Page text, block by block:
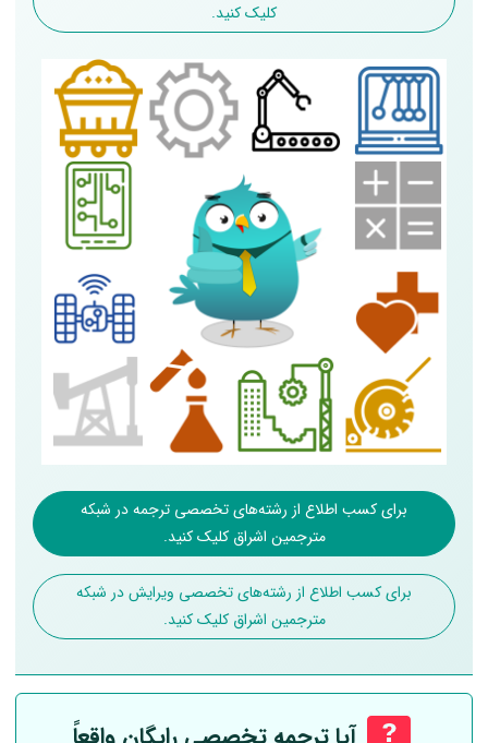
کلیک کنید.
برای کسب اطلاع از رشته‌های تخصصی ترجمه در شبکه
مترجمین اشراق کلیک کنید.
برای کسب اطلاع از رشته‌های تخصصی ویرایش در شبکه
مترجمین اشراق کلیک کنید.